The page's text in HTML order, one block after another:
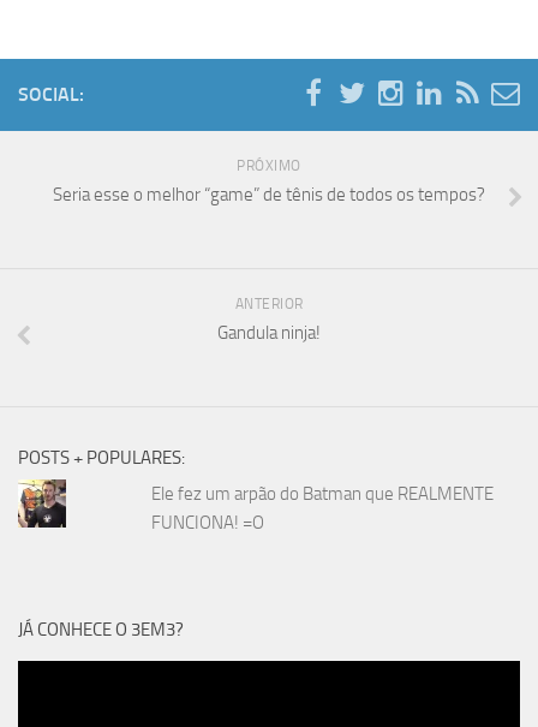
SOCIAL:
PRÓXIMO
Seria esse o melhor “game” de tênis de todos os tempos?
ANTERIOR
Gandula ninja!
POSTS + POPULARES:
Ele fez um arpão do Batman que REALMENTE
FUNCIONA! =O
JÁ CONHECE O 3EM3?